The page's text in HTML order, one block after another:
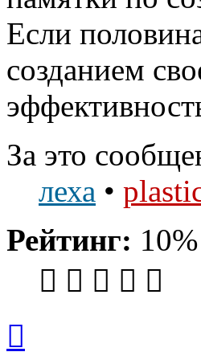
Если
созданием
За это
леха •
Рейтинг: 10%
началу